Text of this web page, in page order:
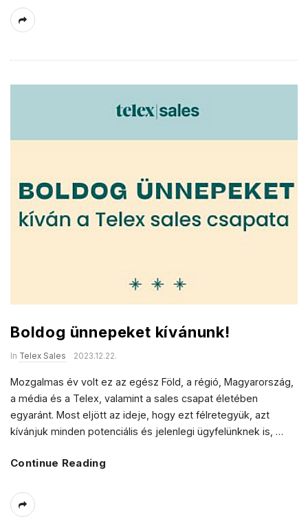
Boldog ünnepeket kívánunk!
In Telex Sales 2023.12.22.
Mozgalmas év volt ez az egész Föld, a régió, Magyarország,
a média és a Telex, valamint a sales csapat életében
egyaránt. Most eljött az ideje, hogy ezt félretegyük, azt
kívánjuk minden potenciális és jelenlegi ügyfelünknek is, …
Continue Reading